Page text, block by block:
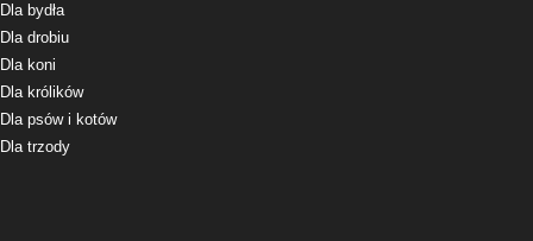
Dla bydła
Dla drobiu
Dla koni
Dla królików
Dla psów i kotów
Dla trzody